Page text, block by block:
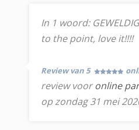
In 1 woord:
to the point, love it!!!!
Review van 5
review vooronline
op zondag 31 mei